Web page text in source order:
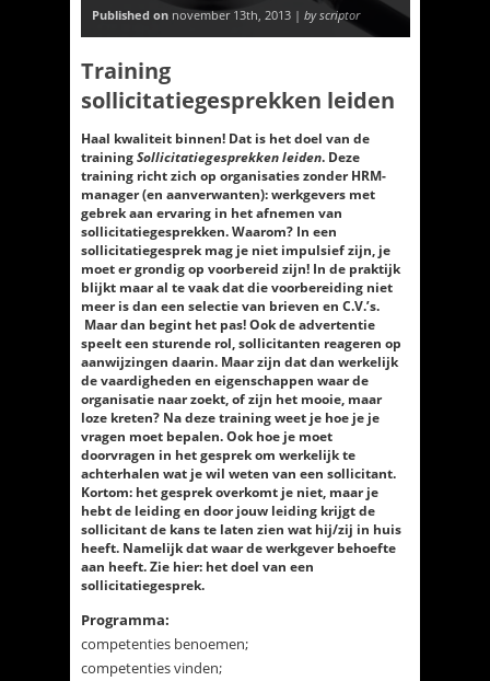
Published on november 13th, 2013 | by scriptor
Training
sollicitatiegesprekken leiden
Haal kwaliteit binnen! Dat is het doel van de
trainingSollicitatiegesprekken leiden. Deze
training richt zich op organisaties zonder HRM-
manager (en aanverwanten): werkgevers met
gebrek aan ervaring in het afnemen van
sollicitatiegesprekken. Waarom? In een
sollicitatiegesprek mag je niet impulsief zijn, je
moet er grondig op voorbereid zijn! In de praktijk
blijkt maar al te vaak dat die voorbereiding niet
meer is dan een selectie van brieven en C.V.’s.
Maar dan begint het pas! Ook de advertentie
speelt een sturende rol, sollicitanten reageren op
aanwijzingen daarin. Maar zijn dat dan werkelijk
de vaardigheden en eigenschappen waar de
organisatie naar zoekt, of zijn het mooie, maar
loze kreten? Na deze training weet je hoe je je
vragen moet bepalen. Ook hoe je moet
doorvragen in het gesprek om werkelijk te
achterhalen wat je wil weten van een sollicitant.
Kortom: het gesprek overkomt je niet, maar je
hebt de leiding en door jouw leiding krijgt de
sollicitant de kans te laten zien wat hij/zij in huis
heeft. Namelijk dat waar de werkgever behoefte
aan heeft. Zie hier: het doel van een
sollicitatiegesprek.
Programma:
competenties benoemen;
competenties vinden;